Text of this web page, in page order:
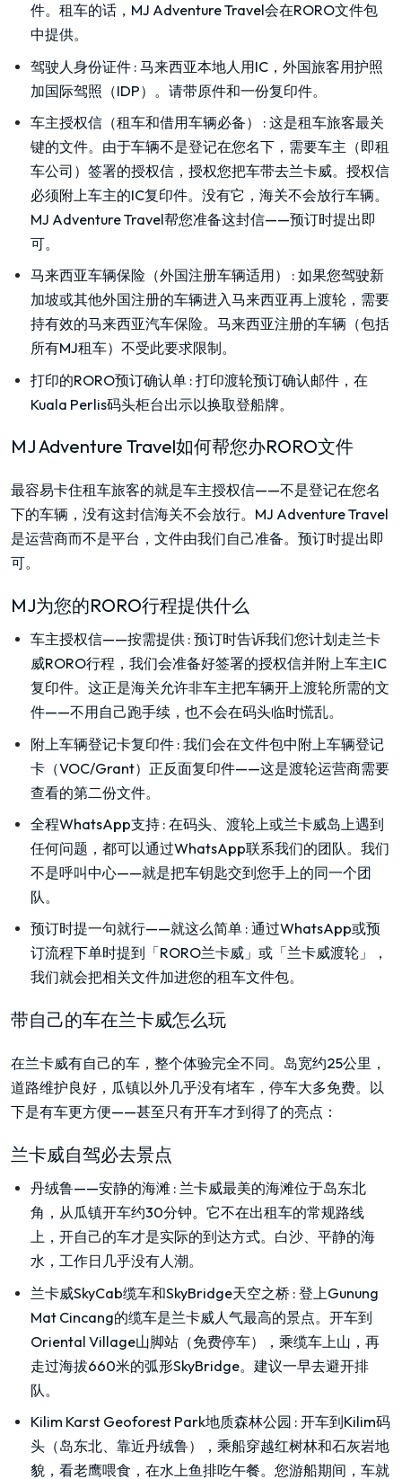
件。租车的话，MJ Adventure Travel会在RORO文件包
中提供。
驾驶人身份证件 : 马来西亚本地人用IC，外国旅客用护照
加国际驾照（IDP）。请带原件和一份复印件。
车主授权信（租车和借用车辆必备）
: 这是租车旅客最关
键的文件。由于车辆不是登记在您名下，需要车主（即租
车公司）签署的授权信，授权您把车带去兰卡威。授权信
必须附上车主的IC复印件。没有它，海关不会放行车辆。
MJ Adventure Travel帮您准备这封信——预订时提出即
可。
马来西亚车辆保险（外国注册车辆适用）
: 如果您驾驶新
加坡或其他外国注册的车辆进入马来西亚再上渡轮，需要
持有效的马来西亚汽车保险。马来西亚注册的车辆（包括
所有MJ租车）不受此要求限制。
打印的RORO预订确认单 : 打印渡轮预订确认邮件，在
Kuala Perlis码头柜台出示以换取登船牌。
MJ Adventure Travel如何帮您办RORO文件
最容易卡住租车旅客的就是车主授权信——不是登记在您名
下的车辆，没有这封信海关不会放行。MJ Adventure Travel
是运营商而不是平台，文件由我们自己准备。预订时提出即
可。
MJ为您的RORO行程提供什么
车主授权信——按需提供 : 预订时告诉我们您计划走兰卡
威RORO行程，我们会准备好签署的授权信并附上车主IC
复印件。这正是海关允许非车主把车辆开上渡轮所需的文
件——不用自己跑手续，也不会在码头临时慌乱。
附上车辆登记卡复印件 : 我们会在文件包中附上车辆登记
卡（VOC/Grant）正反面复印件——这是渡轮运营商需要
查看的第二份文件。
全程WhatsApp支持 : 在码头、渡轮上或兰卡威岛上遇到
任何问题，都可以通过WhatsApp联系我们的团队。我们
不是呼叫中心——就是把车钥匙交到您手上的同一个团
队。
预订时提一句就行——就这么简单 : 通过WhatsApp或预
订流程下单时提到「RORO兰卡威」或「兰卡威渡轮」，
我们就会把相关文件加进您的租车文件包。
带自己的车在兰卡威怎么玩
在兰卡威有自己的车，整个体验完全不同。岛宽约25公里，
道路维护良好，瓜镇以外几乎没有堵车，停车大多免费。以
下是有车更方便——甚至只有开车才到得了的亮点：
兰卡威自驾必去景点
丹绒鲁——安静的海滩 : 兰卡威最美的海滩位于岛东北
角，从瓜镇开车约30分钟。它不在出租车的常规路线
上，开自己的车才是实际的到达方式。白沙、平静的海
水，工作日几乎没有人潮。
兰卡威SkyCab缆车和SkyBridge天空之桥 : 登上Gunung
Mat Cincang的缆车是兰卡威人气最高的景点。开车到
Oriental Village山脚站（免费停车），乘缆车上山，再
走过海拔660米的弧形SkyBridge。建议一早去避开排
队。
Kilim Karst Geoforest Park地质森林公园 : 开车到Kilim码
头（岛东北、靠近丹绒鲁），乘船穿越红树林和石灰岩地
貌，看老鹰喂食，在水上鱼排吃午餐。您游船期间，车就